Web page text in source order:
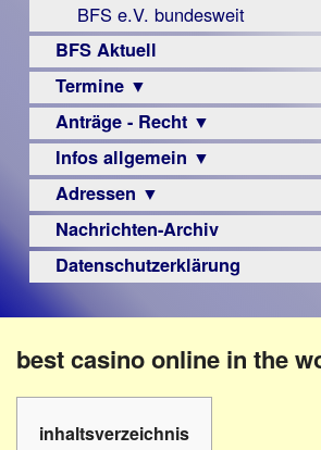
BFS e.V. bundesweit
BFS Aktuell
Termine ▼
Veranstaltungsprogramme
Anträge - Recht ▼
Archiv
Urteile
Infos allgemein ▼
Sehbehinderung
Frühförderung
Schule
–
Beruf
Hilfsmittel
Adressen ▼
Augenoptiker
Berufsbildungswerke
Hörbüchereien
Reha-
Lehrer
Nachrichten-Archiv
Datenschutzerklärung
best casino online in the
inhaltsverzeichnis